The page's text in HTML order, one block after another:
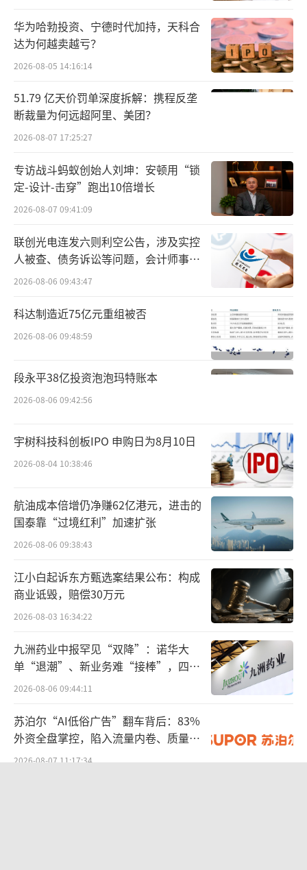
自2020年登陆A股之后，贵州三力就在并
购、增资上频频发力，通过有效整合并购资
源，不断取得业绩攀升。当年7月，贵州三力就
公告称将通过现金方式向汉方药业、德昌祥药
业增资，取得汉方药业、德昌祥药业不超过5
1%的股权。不过，由于后续汉方药业和德昌祥
经营，贵州三力最终于2020年10月底终止了这
次重组。
但贵州三力并未就此作罢。为避免商业机
会旁落，上述重组终止过后不到一个月，贵州
三力重新确定了投资方案，贵州三力与公司董
增资事项。其中贵州三力出资1.12亿元，取得
汉方药业25.64%股权。盛永建现金出资5000万
此后，贵州三力先是将已破产的贵阳德昌
收入囊中，又通过投资控股贵州好司特生物科
技有限公司间接控股无敌制药，并于2023年11
月将汉方药业纳入合并范围，与2022年投资控
股的德昌祥一起释放投资并购效能，实现产品
线扩张。
牌药企汉方药业22.9111%的股权，本次股权转
让完成后，贵州三力将持有汉方药业98.8039%
而对汉方药业如此“执着”的原因，在于
汉方药业所持有中药资源。作为贵州省老牌药
80余个药品批准文号，其中13个独家品种，13
个国家医保品种。
华为哈勃投资、宁德时代加持，天科合
达为何越卖越亏？
2026-08-05 14:16:14
51.79 亿天价罚单深度拆解：携程反垄
断裁量为何远超阿里、美团？
2026-08-07 17:25:27
专访战斗蚂蚁创始人刘坤：安顿用“锁
定-设计-击穿”跑出10倍增长
2026-08-07 09:41:09
联创光电连发六则利空公告，涉及实控
人被查、债务诉讼等问题，会计师事务
所曾出具“保留意见”
2026-08-06 09:43:47
科达制造近75亿元重组被否
2026-08-06 09:48:59
段永平38亿投资泡泡玛特账本
2026-08-06 09:42:56
宇树科技科创板IPO 申购日为8月10日
2026-08-04 10:38:46
航油成本倍增仍净赚62亿港元，进击的
国泰靠“过境红利”加速扩张
2026-08-06 09:38:43
江小白起诉东方甄选案结果公布：构成
商业诋毁，赔偿30万元
2026-08-03 16:34:22
九洲药业中报罕见“双降”：诺华大
单“退潮”、新业务难“接棒”，四大
难关待闯
2026-08-06 09:44:11
苏泊尔“AI低俗广告”翻车背后：83%
外资全盘掌控，陷入流量内卷、质量频
发的负循环
2026-08-07 11:17:34